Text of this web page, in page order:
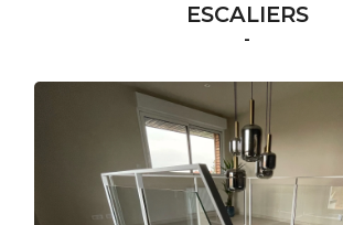
ESCALIERS
-